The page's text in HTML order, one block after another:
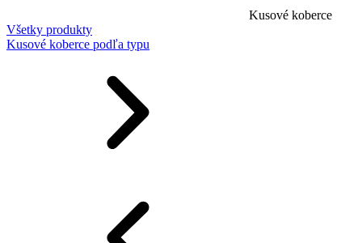
Kusové koberce
Všetky produkty
Kusové koberce podľa typu